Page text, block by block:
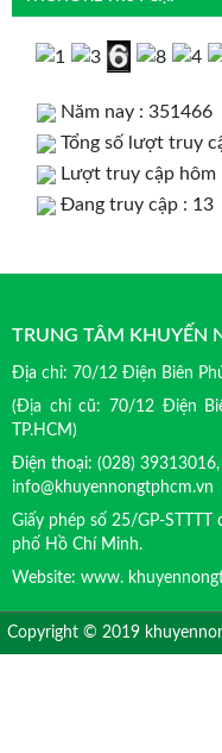
Năm nay : 351466
Tổng số lượt truy
Lượt truy cập hôm
Đang truy cập : 13
TRUNG TÂM KHUYẾN
Địa chỉ: 70/12 Điện Biên
(Địa chỉ cũ: 70/12 Điện
TP.HCM)
Điện thoại: (028)
Giấy phép số 25/GP-
phố Hồ Chí Minh.
Website: www.
Copyright © 2019